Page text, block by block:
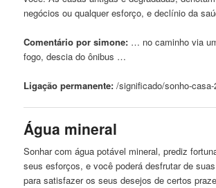
negócios ou qualquer esforço, e declínio da
Comentário por simone: … no caminho via
fogo, descia do ônibus …
Ligação permanente: /significado/sonho-casa
Água mineral
Sonhar com água potável mineral, prediz
seus esforços, e você poderá desfrutar de
para satisfazer os seus desejos de certos